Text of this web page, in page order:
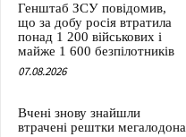
Генштаб ЗСУ повідомив,
що за добу росія втратила
понад 1 200 військових і
майже 1 600 безпілотників
07.08.2026
Вчені знову знайшли
втрачені рештки мегалодона